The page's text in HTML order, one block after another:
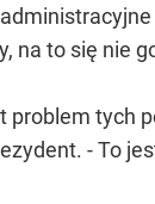
na to się nie
tych
- To